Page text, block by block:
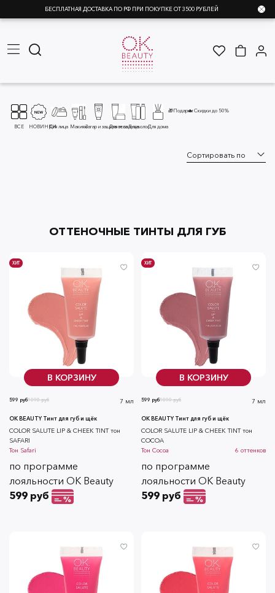
БЕСПЛАТНАЯ ДОСТАВКА ПО РФ ПРИ ПОКУПКЕ ОТ 3500 РУБЛЕЙ
ВСЕ НОВИНКИДля лица МакияжЗагар и защита от солнца
Для телаДля волосДля дома
🎁Подарки🔥 Скидки до 50%
ОТТЕНОЧНЫЕ ТИНТЫ ДЛЯ ГУБ
В КОРЗИНУ
ХИТ
1090 руб
599 руб 7 мл
OK BEAUTY Тинт для губ и щёк
СOLOR SALUTE LIP & CHEEK TINT тон
SAFARI
Тон Safari
по программе
лояльности OK Beauty
599 руб
В КОРЗИНУ
ХИТ
1090 руб
599 руб 7 мл
OK BEAUTY Тинт для губ и щёк
СOLOR SALUTE LIP & CHEEK TINT тон
COCOA
Тон Cocoa 6 оттенков
по программе
лояльности OK Beauty
599 руб